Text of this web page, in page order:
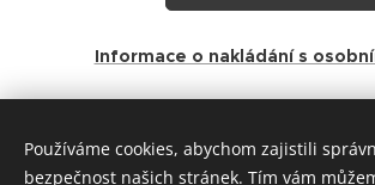
Informace o nakládání s
Share
Používáme cookies, abychom zajistili
bezpečnost našich stránek. Tím vám